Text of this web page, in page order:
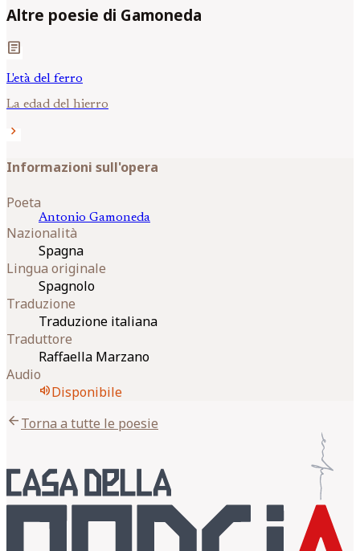
Altre poesie di Gamoneda
article
L'età del ferro
La edad del hierro
chevron_right
Informazioni sull'opera
Poeta
Antonio Gamoneda
Nazionalità
Spagna
Lingua originale
Spagnolo
Traduzione
Traduzione italiana
Traduttore
Raffaella Marzano
Audio
volume_upDisponibile
arrow_backTorna a tutte le poesie